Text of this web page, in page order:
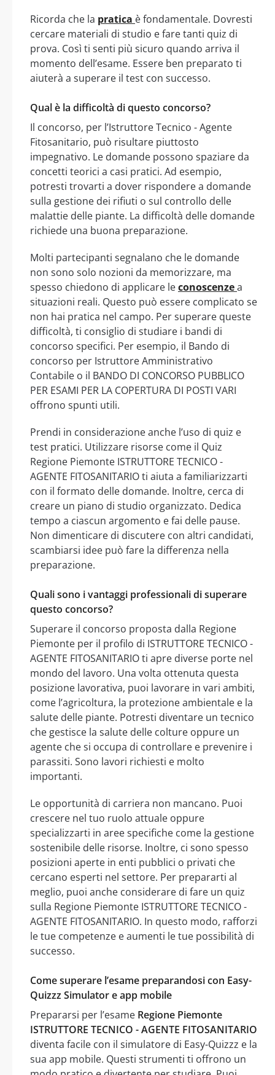
Ricorda che la pratica è fondamentale. Dovresti
cercare materiali di studio e fare tanti quiz di
prova. Così ti senti più sicuro quando arriva il
momento dell’esame. Essere ben preparato ti
aiuterà a superare il test con successo.
Qual è la difficoltà di questo concorso?
Il concorso, per l’Istruttore Tecnico - Agente
Fitosanitario, può risultare piuttosto
impegnativo. Le domande possono spaziare da
concetti teorici a casi pratici. Ad esempio,
potresti trovarti a dover rispondere a domande
sulla gestione dei rifiuti o sul controllo delle
malattie delle piante. La difficoltà delle domande
richiede una buona preparazione.
Molti partecipanti segnalano che le domande
non sono solo nozioni da memorizzare, ma
spesso chiedono di applicare leconoscenzea
situazioni reali. Questo può essere complicato se
non hai pratica nel campo. Per superare queste
difficoltà, ti consiglio di studiare i bandi di
concorso specifici. Per esempio, il Bando di
concorso per Istruttore Amministrativo
Contabile o il BANDO DI CONCORSO PUBBLICO
PER ESAMI PER LA COPERTURA DI POSTI VARI
offrono spunti utili.
Prendi in considerazione anche l’uso di quiz e
test pratici. Utilizzare risorse come il Quiz
Regione Piemonte ISTRUTTORE TECNICO -
AGENTE FITOSANITARIO ti aiuta a familiarizzarti
con il formato delle domande. Inoltre, cerca di
creare un piano di studio organizzato. Dedica
tempo a ciascun argomento e fai delle pause.
Non dimenticare di discutere con altri candidati,
scambiarsi idee può fare la differenza nella
preparazione.
Quali sono i vantaggi professionali di superare
questo concorso?
Superare il concorso proposta dalla Regione
Piemonte per il profilo di ISTRUTTORE TECNICO -
AGENTE FITOSANITARIO ti apre diverse porte nel
mondo del lavoro. Una volta ottenuta questa
posizione lavorativa, puoi lavorare in vari ambiti,
come l’agricoltura, la protezione ambientale e la
salute delle piante. Potresti diventare un tecnico
che gestisce la salute delle colture oppure un
agente che si occupa di controllare e prevenire i
parassiti. Sono lavori richiesti e molto
importanti.
Le opportunità di carriera non mancano. Puoi
crescere nel tuo ruolo attuale oppure
specializzarti in aree specifiche come la gestione
sostenibile delle risorse. Inoltre, ci sono spesso
posizioni aperte in enti pubblici o privati che
cercano esperti nel settore. Per prepararti al
meglio, puoi anche considerare di fare un quiz
sulla Regione Piemonte ISTRUTTORE TECNICO -
AGENTE FITOSANITARIO. In questo modo, rafforzi
le tue competenze e aumenti le tue possibilità di
successo.
Come superare l’esame preparandosi con Easy-
Quizzz Simulator e app mobile
Prepararsi per l’esame Regione Piemonte
ISTRUTTORE TECNICO - AGENTE FITOSANITARIO
diventa facile con il simulatore di Easy-Quizzz e la
sua app mobile. Questi strumenti ti offrono un